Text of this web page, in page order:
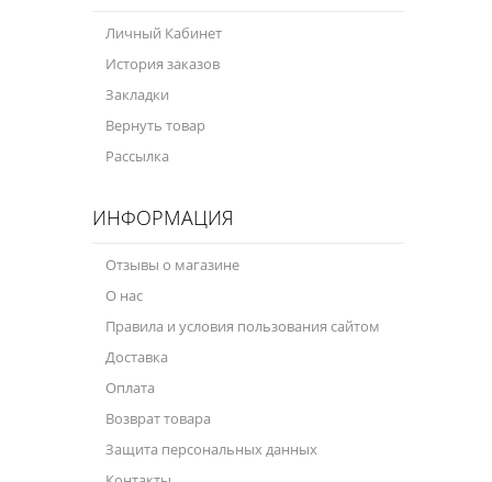
Личный Кабинет
История заказов
Закладки
Вернуть товар
Рассылка
ИНФОРМАЦИЯ
Отзывы о магазине
О нас
Правила и условия пользования сайтом
Доставка
Оплата
Возврат товара
Защита персональных данных